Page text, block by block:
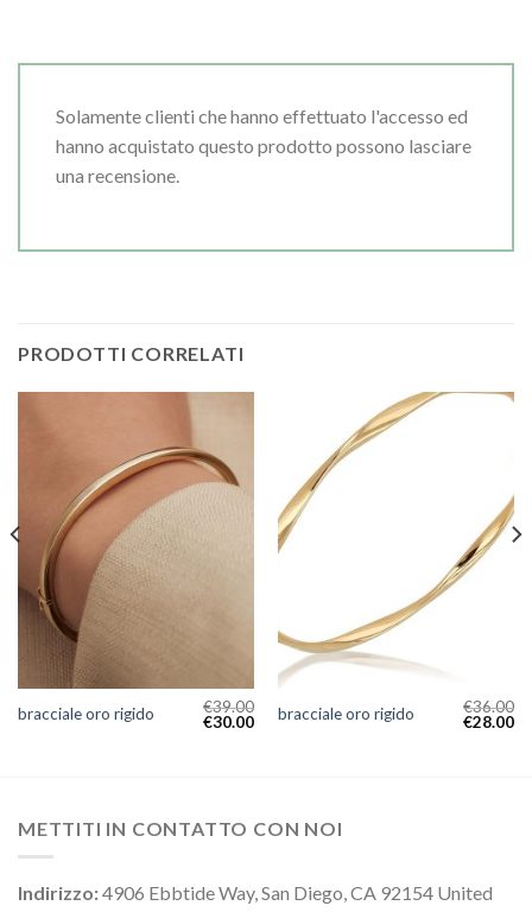
Solamente clienti che hanno effettuato l'accesso ed
hanno acquistato questo prodotto possono lasciare
una recensione.
PRODOTTI CORRELATI
bracciale oro rigido €39.00
€30.00 bracciale oro rigido €36.00
€28.00
METTITI IN CONTATTO CON NOI
Indirizzo:4906 Ebbtide Way, San Diego, CA 92154 United